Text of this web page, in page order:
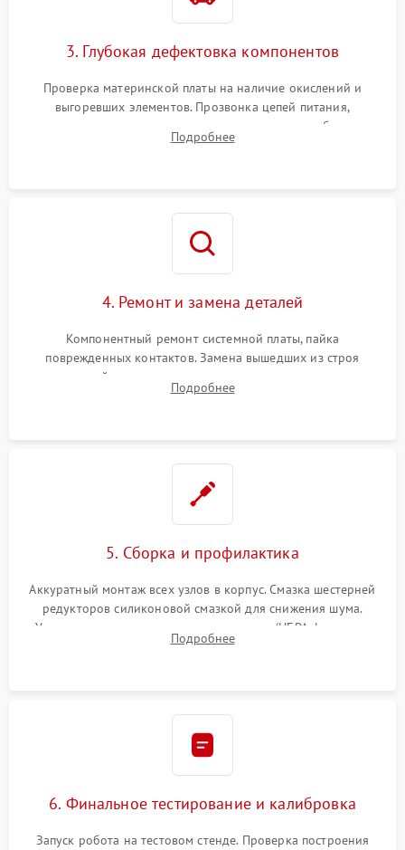
3. Глубокая дефектовка компонентов
Проверка материнской платы на наличие окислений и
выгоревших элементов. Прозвонка цепей питания,
тестирование приводных моторов колес и турбины
всасывания. Оценка состояния оптических и инфракрасных
Подробнее
4. Ремонт и замена деталей
Компонентный ремонт системной платы, пайка
поврежденных контактов. Замена вышедших из строя
двигателей, изношенного аккумулятора, неисправного
лидара или помпы подачи воды. Восстановление шлейфов и
Подробнее
5. Сборка и профилактика
Аккуратный монтаж всех узлов в корпус. Смазка шестерней
редукторов силиконовой смазкой для снижения шума.
Установка новых расходных материалов (HEPA-фильтров,
микрофибры, щеток). Надежная фиксация разъемов и
Подробнее
6. Финальное тестирование и калибровка
Запуск робота на тестовом стенде. Проверка построения